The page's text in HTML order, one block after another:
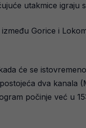
utakmice igraju
Gorice i
će se
dva
počinje već u